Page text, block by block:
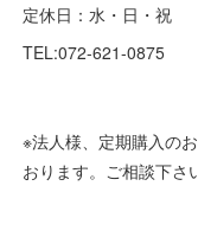
定休日：水・日・祝
TEL:072-621-0875
※法人様、定期購入の
おります。ご相談下さ